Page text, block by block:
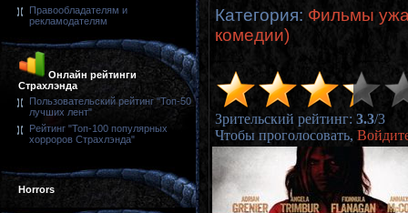
Правообладателям и
рекламодателям
Онлайн рейтинги
Страхлэнда
Пользовательский рейтинг "Топ-50
лучших лент"
Рейтинг "Топ-100 популярных
хорроров Страхлэнда"
Horrors
Категория: Фильмы
комедии)
Зрительский рейтинг: 3.3/3
Чтобы проголосовать,